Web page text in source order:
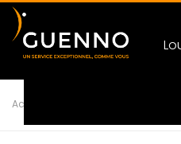
Accueil